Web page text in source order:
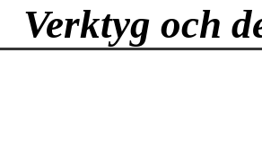
Verktyg och